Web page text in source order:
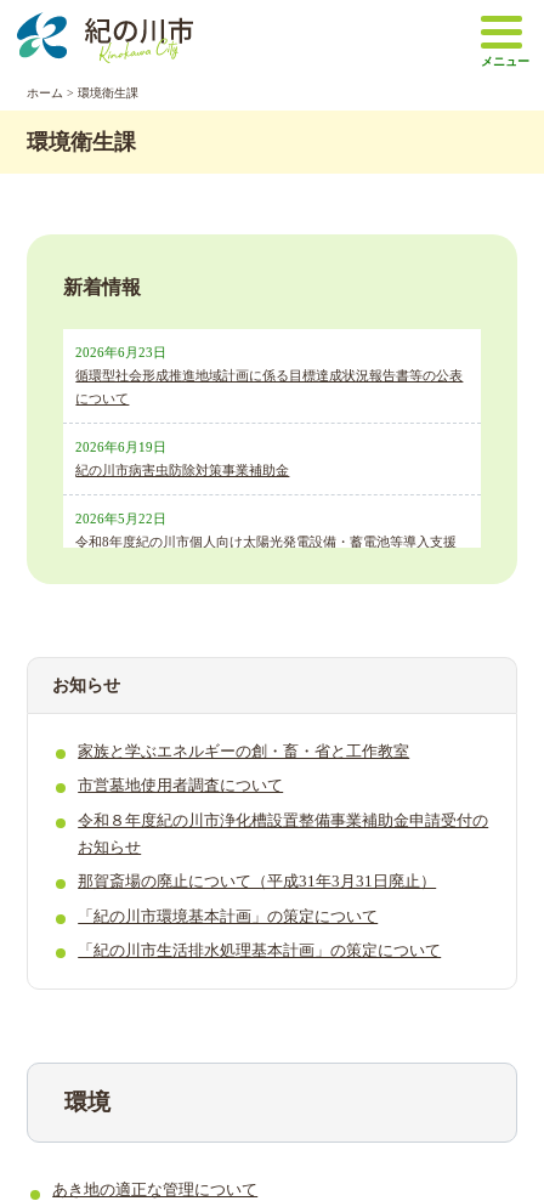
メニュー
ホーム >環境衛生課
環境衛生課
新着情報
2026年6月23日
循環型社会形成推進地域計画に係る目標達成状況報告書等の公表
について
2026年6月19日
紀の川市病害虫防除対策事業補助金
2026年5月22日
令和8年度紀の川市個人向け太陽光発電設備・蓄電池等導入支援
お知らせ
家族と学ぶエネルギーの創・畜・省と工作教室
市営墓地使­用者調査に­ついて­
令和８年度紀の川市浄化槽設置整備事業補助金申請受付の
お知らせ
那賀斎場の廃止について（平成31年3月31日廃止）
「紀の川市環境基本計画」の策定について
「紀の川市生活排水処理基本計画」の策定について
環境
あき地の適正な管理について